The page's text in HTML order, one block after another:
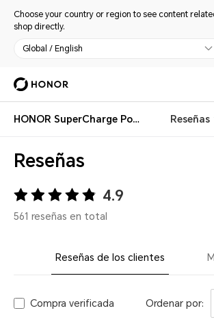
Choose your country or region to see content
shop directly.
Global / English
HONOR SuperCharge Power Adapter (Max 66W) White Reseñas
Reseñas
4.9
561 reseñas en total
Reseñas de los clientes
Compra verificada Ordenar por: